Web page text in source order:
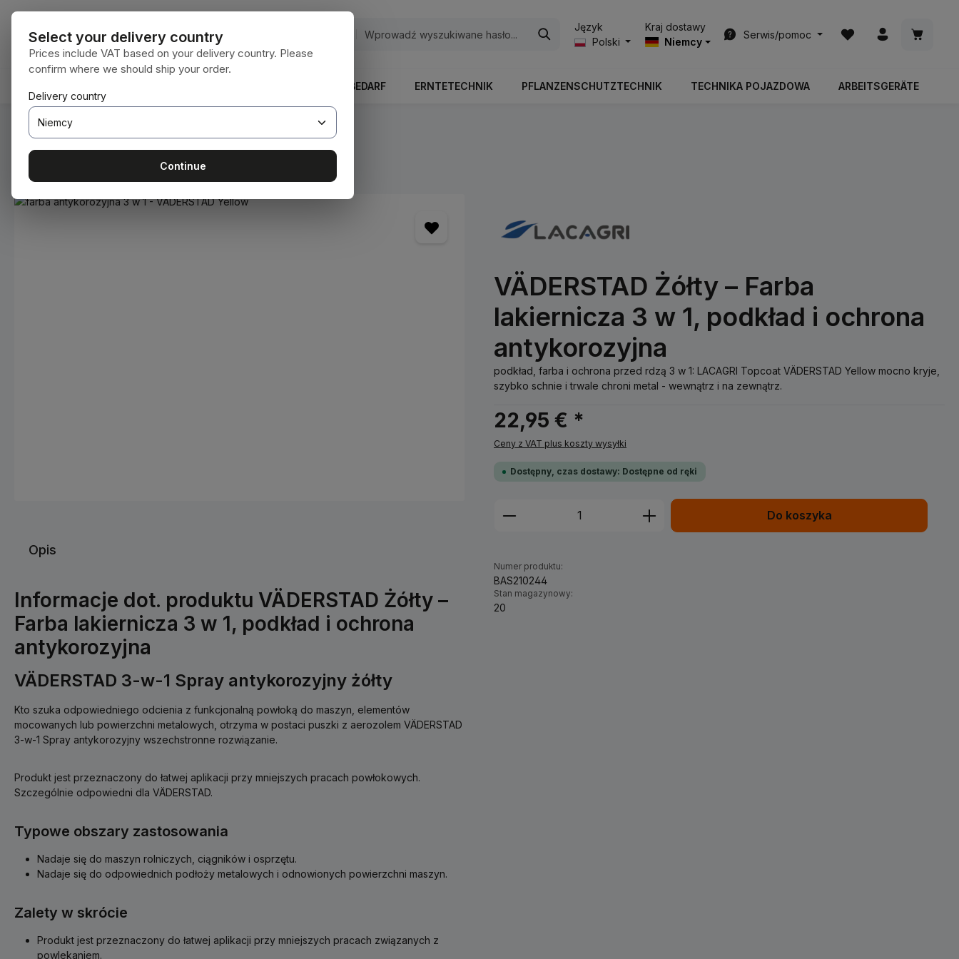
do głównej zawartości
Przejdź do wyszukiwania
Przejdź do głównej nawigacji
Język
Polski
Kraj dostawy
Niemcy
Serwis/pomoc
Masz 0 przedmioty na
BETRIEBSBEDARF ERNTETECHNIK PFLANZENSCHUTZTECHNIK TECHNIKA POJAZDOWA ARBEITSGERÄTE
Jesteś tutaj: Home Materiały eksploatacyjne Farby i lakiery
Pomiń galerię zdjęć
VÄDERSTAD Żółty – Farba
lakiernicza 3 w 1, podkład i ochrona
antykorozyjna
podkład, farba i ochrona przed rdzą 3 w 1: LACAGRI Topcoat VÄDERSTAD Yellow mocno kryje,
szybko schnie i trwale chroni metal - wewnątrz i na zewnątrz.
22,95 € *
Ceny z VAT plus koszty wysyłki
Dostępny, czas dostawy: Dostępne od ręki
Ilość produktu: Wprowadź żądaną ilość lub użyj
Do koszyka
Numer produktu:
BAS210244
Stan magazynowy:
20
Opis
Informacje dot. produktu VÄDERSTAD Żółty –
Farba lakiernicza 3 w 1, podkład i ochrona
antykorozyjna
VÄDERSTAD 3-w-1 Spray antykorozyjny żółty
Kto szuka odpowiedniego odcienia z funkcjonalną powłoką do maszyn, elementów
mocowanych lub powierzchni metalowych, otrzyma w postaci puszki z aerozolem VÄDERSTAD
3-w-1 Spray antykorozyjny wszechstronne rozwiązanie.
Produkt jest przeznaczony do łatwej aplikacji przy mniejszych pracach powłokowych.
Szczególnie odpowiedni dla VÄDERSTAD.
Typowe obszary zastosowania
Nadaje się do maszyn rolniczych, ciągników i osprzętu.
Nadaje się do odpowiednich podłoży metalowych i odnowionych powierzchni maszyn.
Zalety w skrócie
Produkt jest przeznaczony do łatwej aplikacji przy mniejszych pracach związanych z
powlekaniem.
Select your delivery country
Prices include VAT based on your delivery country. Please
confirm where we should ship your order.
Delivery country
Continue